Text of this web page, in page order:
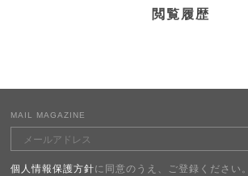
閲覧履歴
MAIL MAGAZINE
個人情報保護方針に同意のうえ、ご登録ください。